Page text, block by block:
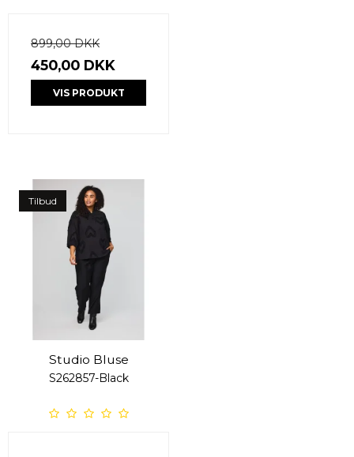
899,00 DKK
450,00 DKK
VIS PRODUKT
Tilbud
Studio Bluse
S262857-Black